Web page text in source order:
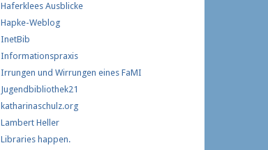
Haferklees Ausblicke
Hapke-Weblog
InetBib
Informationspraxis
Irrungen und Wirrungen eines FaMI
Jugendbibliothek21
katharinaschulz.org
Lambert Heller
Libraries happen.